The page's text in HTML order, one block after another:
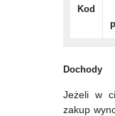
Kod
Dochody
Jeżeli w
zakup